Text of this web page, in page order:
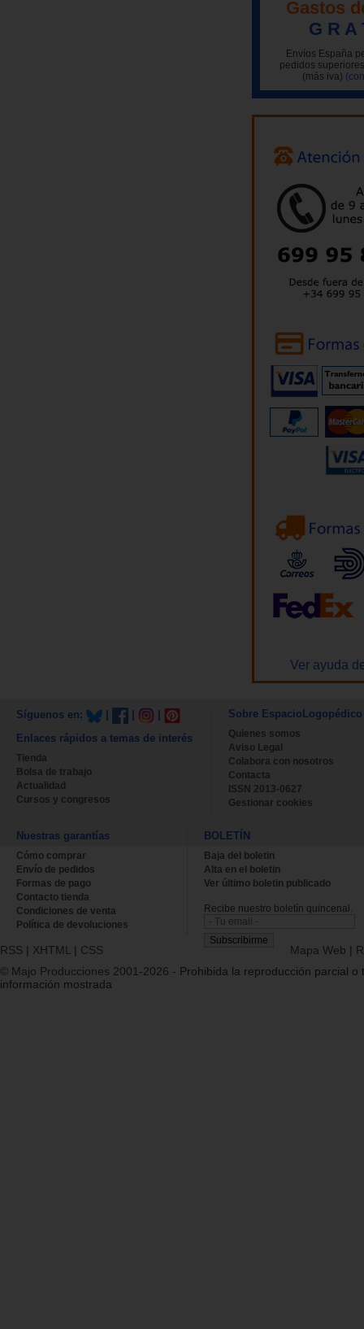
Gastos
G R A
Envíos España
pedidos
(más iva)
Ver ayuda
Síguenos en:
Enlaces rápidos a temas de interés
Tienda
Bolsa de trabajo
Actualidad
Cursos y congresos
Sobre EspacioLogopédico
Quienes somos
Aviso Legal
Colabora con nosotros
Contacta
ISSN 2013-0627
Gestionar cookies
Nuestras garantías
Cómo comprar
Envío de pedidos
Formas de pago
Contacto tienda
Condiciones de venta
Política de devoluciones
BOLETÍN
Baja del boletin
Alta en el boletin
Ver último boletin publicado
Recibe nuestro boletín quincenal.
RSS | XHTML | CSS Mapa Web |
© Majo Producciones 2001-2026 - Prohibida la reproducción parcial o
información mostrada